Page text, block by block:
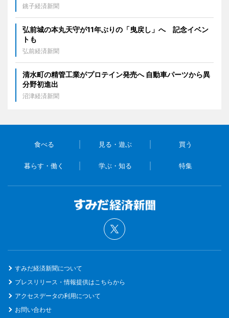
銚子経済新聞
弘前城の本丸天守が11年ぶりの「曳戻し」へ 記念イベン
トも
弘前経済新聞
清水町の精管工業がプロテイン発売へ 自動車パーツから異
分野初進出
沼津経済新聞
食べる 見る・遊ぶ 買う
暮らす・働く 学ぶ・知る 特集
すみだ経済新聞について
プレスリリース・情報提供はこちらから
アクセスデータの利用について
お問い合わせ